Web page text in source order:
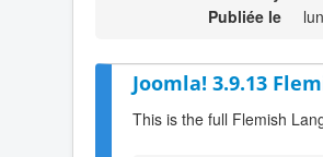
Publiée le
Joomla! 3.9.13
This is the full Flemish